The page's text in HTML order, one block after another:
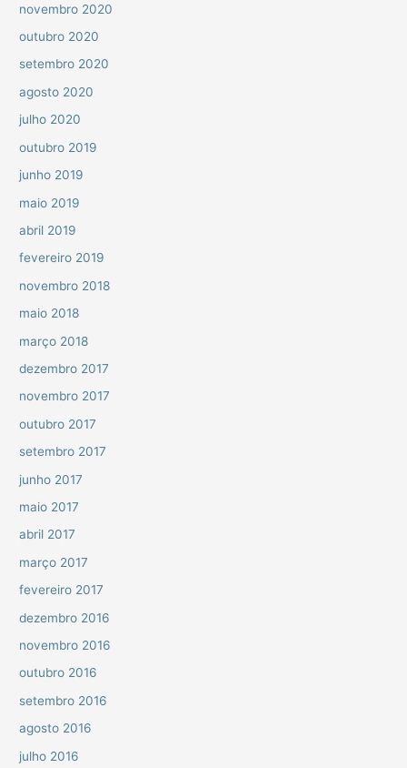
novembro 2020
outubro 2020
setembro 2020
agosto 2020
julho 2020
outubro 2019
junho 2019
maio 2019
abril 2019
fevereiro 2019
novembro 2018
maio 2018
março 2018
dezembro 2017
novembro 2017
outubro 2017
setembro 2017
junho 2017
maio 2017
abril 2017
março 2017
fevereiro 2017
dezembro 2016
novembro 2016
outubro 2016
setembro 2016
agosto 2016
julho 2016